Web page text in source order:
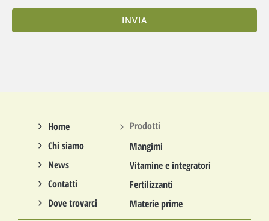
INVIA
Home
Chi siamo
News
Contatti
Dove trovarci
Prodotti
Mangimi
Vitamine e integratori
Fertilizzanti
Materie prime